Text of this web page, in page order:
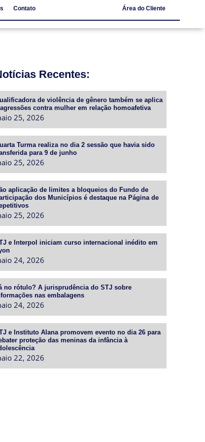
Contato Área do Cliente
Recentes:
de violência de gênero também se aplica
contra mulher em relação homoafetiva
25, 2026
Turma realiza no dia 2 sessão que havia sido
para 9 de junho
25, 2026
aplicação de limites a bloqueios do Fundo de
dos Municípios é destaque na Página de
25, 2026
e Interpol iniciam curso internacional inédito em
24, 2026
no rótulo? A jurisprudência do STJ sobre
nas embalagens
24, 2026
e Instituto Alana promovem evento no dia 26 para
proteção das meninas da infância à
22, 2026